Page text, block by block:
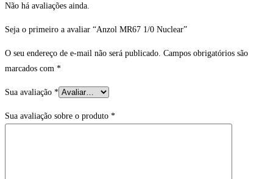
Não há avaliações ainda.
Seja o primeiro a avaliar “Anzol MR67 1/0 Nuclear”
O seu endereço de e-mail não será publicado. Campos obrigatórios são
marcados com *
Sua avaliação *
Sua avaliação sobre o produto *